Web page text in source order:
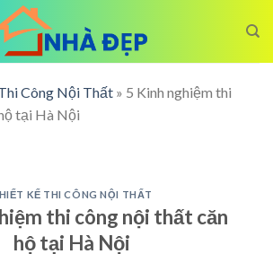
Công Nội Thất » 5 Kinh nghiệm thi
tại Hà Nội
KẾ THI CÔNG NỘI THẤT
thi công nội thất căn
hộ tại Hà Nội